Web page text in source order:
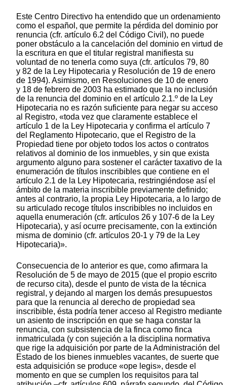
Este Centro Directivo ha entendido que un ordenamiento
como el español, que permite la pérdida del dominio por
renuncia (cfr. artículo 6.2 del Código Civil), no puede
poner obstáculo a la cancelación del dominio en virtud de
la escritura en que el titular registral manifiesta su
voluntad de no tenerla como suya (cfr. artículos 79, 80
y 82 de la Ley Hipotecaria y Resolución de 19 de enero
de 1994). Asimismo, en Resoluciones de 10 de enero
y 18 de febrero de 2003 ha estimado que la no inclusión
de la renuncia del dominio en el artículo 2.1.º de la Ley
Hipotecaria no es razón suficiente para negar su acceso
al Registro, «toda vez que claramente establece el
artículo 1 de la Ley Hipotecaria y confirma el artículo 7
del Reglamento Hipotecario, que el Registro de la
Propiedad tiene por objeto todos los actos o contratos
relativos al dominio de los inmuebles, y sin que exista
argumento alguno para sostener el carácter taxativo de la
enumeración de títulos inscribibles que contiene en el
artículo 2.1 de la Ley Hipotecaria, restringiéndose así el
ámbito de la materia inscribible previamente definido;
antes al contrario, la propia Ley Hipotecaria, a lo largo de
su articulado recoge títulos inscribibles no incluidos en
aquella enumeración (cfr. artículos 26 y 107-6 de la Ley
Hipotecaria), y así ocurre precisamente, con la extinción
misma de dominio (cfr. artículos 20-1 y 79 de la Ley
Hipotecaria)».
Consecuencia de lo anterior es que, como afirmara la
Resolución de 5 de mayo de 2015 (que el propio escrito
de recurso cita), desde el punto de vista de la técnica
registral, y dejando al margen los demás presupuestos
para que la renuncia al derecho de propiedad sea
inscribible, ésta podría tener acceso al Registro mediante
un asiento de inscripción en que se haga constar la
renuncia, con subsistencia de la finca como finca
inmatriculada (y con sujeción a la disciplina normativa
que rige la adquisición por parte de la Administración del
Estado de los bienes inmuebles vacantes, de suerte que
esta adquisición se produce «ope legis», desde el
momento en que se cumplen los requisitos para tal